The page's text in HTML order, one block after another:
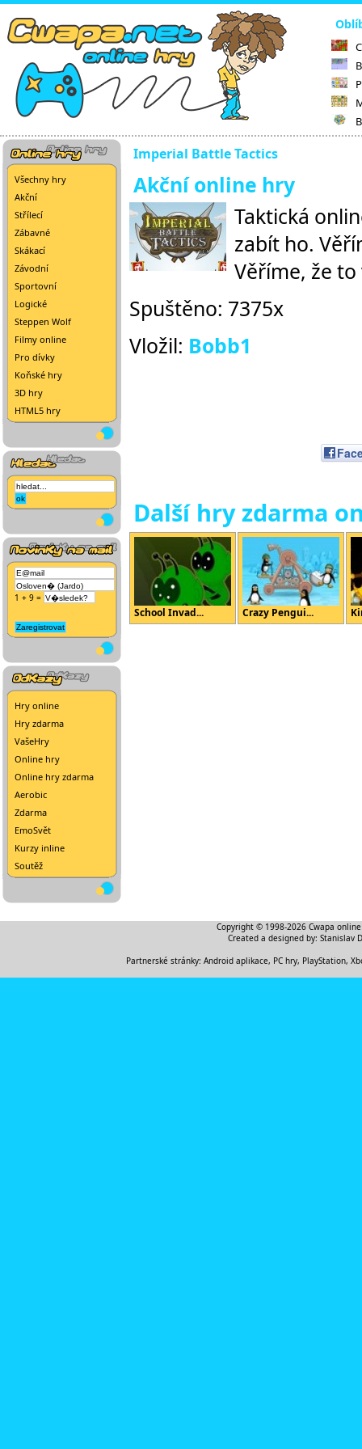
Všechny hry
Akční
Střílecí
Zábavné
Skákací
Závodní
Sportovní
Logické
Steppen Wolf
Filmy online
Pro dívky
Koňské hry
3D hry
HTML5 hry
1 + 9 =
Hry online
Hry zdarma
VašeHry
Online hry
Online hry zdarma
Aerobic
Zdarma
EmoSvět
Kurzy inline
Soutěž
Imperial Battle Tactics
Akční online hry
Taktická
zabít ho.
Věříme, že
Spuštěno: 7375x
Vložil: Bobb1
Další hry zdarma
School Invad... Crazy Pengui...
Copyright © 1998-2026 Cwapa
Created a designed by: Stanislav
Partnerské stránky: Android aplikace, PC hry, PlayStation,